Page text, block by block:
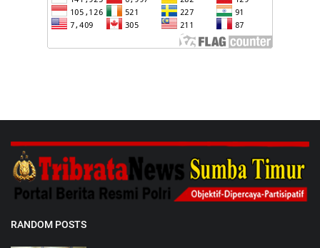
RANDOM POSTS